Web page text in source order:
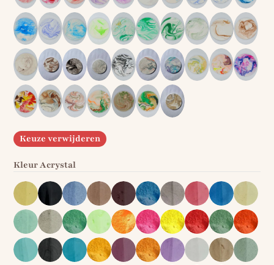
Keuze verwijderen
Kleur Acrystal